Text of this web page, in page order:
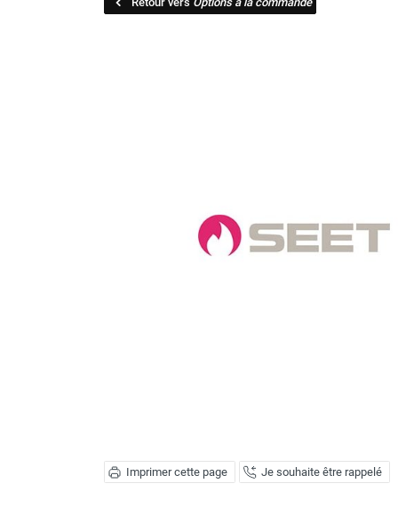
Climatiseur mobile résidentiel et
Ventilateur / extracteur d'air mobile
Extracteur d'air mural centrifuge
Imprimer cette page Je souhaite être rappelé